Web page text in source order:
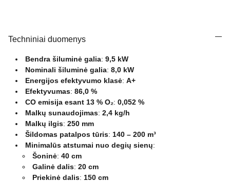
Techniniai duomenys
Bendra šiluminė galia: 9,5 kW
Nominali šiluminė galia: 8,0 kW
Energijos efektyvumo klasė: A+
Efektyvumas: 86,0 %
CO emisija esant 13 % O₂: 0,052 %
Malkų sunaudojimas: 2,4 kg/h
Malkų ilgis: 250 mm
Šildomas patalpos tūris: 140 – 200 m³
Minimalūs atstumai nuo degių sienų:
Šoninė: 40 cm
Galinė dalis: 20 cm
Priekinė dalis: 150 cm